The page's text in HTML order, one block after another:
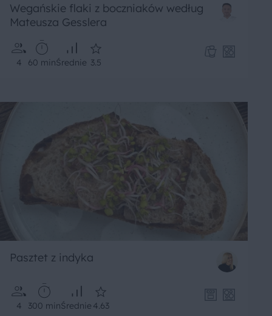
Wegańskie flaki z boczniaków według
Mateusza Gesslera
4 60 minŚrednie 3.5
Pasztet z indyka
4 300 minŚrednie 4.63